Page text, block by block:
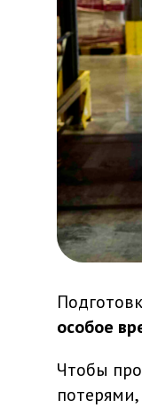
особое
Чтобы